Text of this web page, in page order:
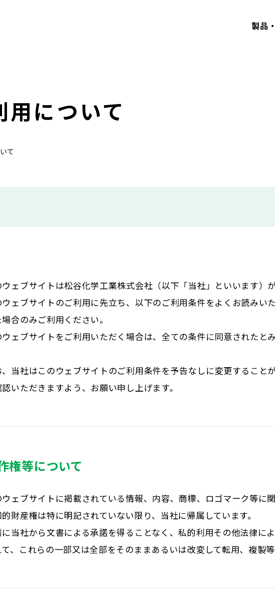
製品
について
て
ウェブサイトは松谷化学工業株式会社（以下「当社」といいます）が
ウェブサイトのご利用に先立ち、以下のご利用条件をよくお読みい
合のみご利用ください。
ウェブサイトをご利用いただく場合は、全ての条件に同意されたと
、当社はこのウェブサイトのご利用条件を予告なしに変更すること
認いただきますよう、お願い申し上げます。
権等について
ウェブサイトに掲載されている情報、内容、商標、ロゴマーク等に
財産権は特に明記されていない限り、当社に帰属しています。
当社から文書による承諾を得ることなく、私的利用その他法律に
、これらの一部又は全部をそのままあるいは改変して転用、複製